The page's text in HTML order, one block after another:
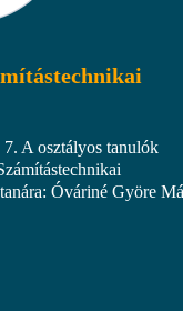
7. A osztályos tanulók
Óváriné Györe